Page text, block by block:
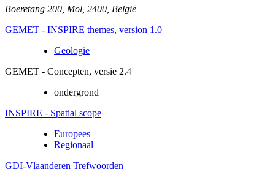
Boeretang 200 Mol 2400 België
GEMET - INSPIRE themes, version 1.0
Geologie
GEMET - Concepten, versie 2.4
ondergrond
INSPIRE - Spatial scope
Europees
Regionaal
GDI-Vlaanderen Trefwoorden